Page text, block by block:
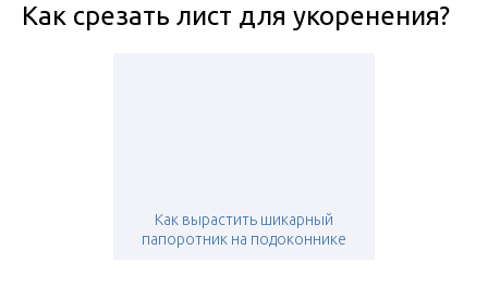
Как срезать лист для укоренения?
Как вырастить шикарный
папоротник на подоконнике